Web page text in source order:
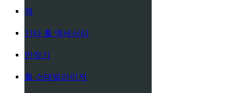
잭
기타 휠 액세서리
안정기
휠 스태빌라이저